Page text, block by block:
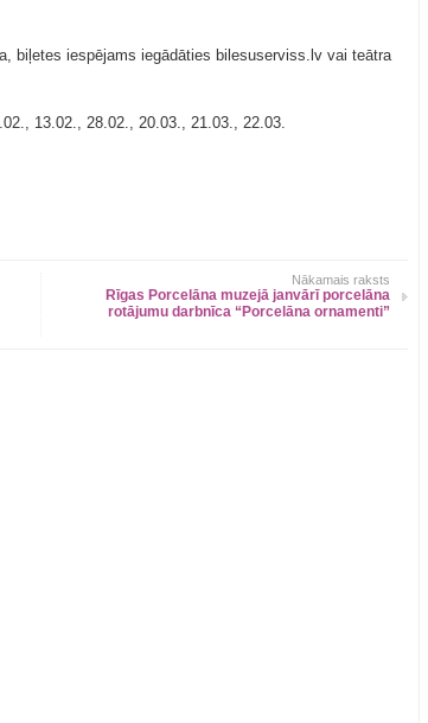
biļetes iespējams iegādāties bilesuserviss.lv vai teātra
13.02., 28.02., 20.03., 21.03., 22.03.
Nākamais raksts
Rīgas Porcelāna muzejā janvārī porcelāna
rotājumu darbnīca “Porcelāna ornamenti”